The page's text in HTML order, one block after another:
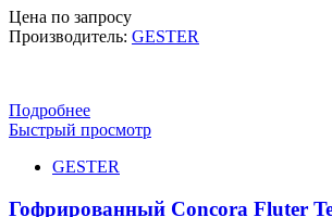
Цена по запросу
Производитель: GESTER
Подробнее
Быстрый просмотр
GESTER
Гофрированный Concora Fluter